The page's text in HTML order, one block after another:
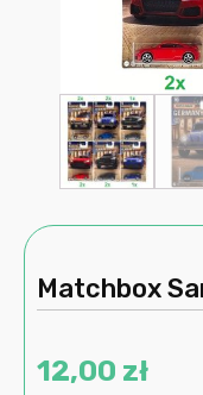
Matchbox
12,00 zł